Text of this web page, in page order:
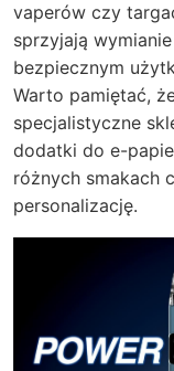
vaperów czy
sprzyjają
bezpiecznym
Warto pamiętać,
specjalistyczne
dodatki do e-
różnych smakach
personalizację.